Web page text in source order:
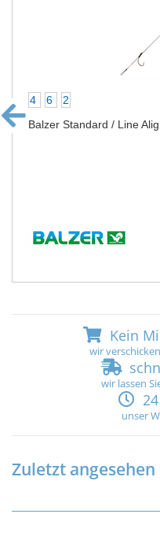
4 6
2
Balzer Standard / Line
Kein
wir
wir lassen
unser
Zuletzt angesehen